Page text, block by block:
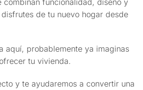
de tu nuevo hogar desde
aquí, probablemente ya imaginas
tu vivienda.
y te ayudaremos a convertir una